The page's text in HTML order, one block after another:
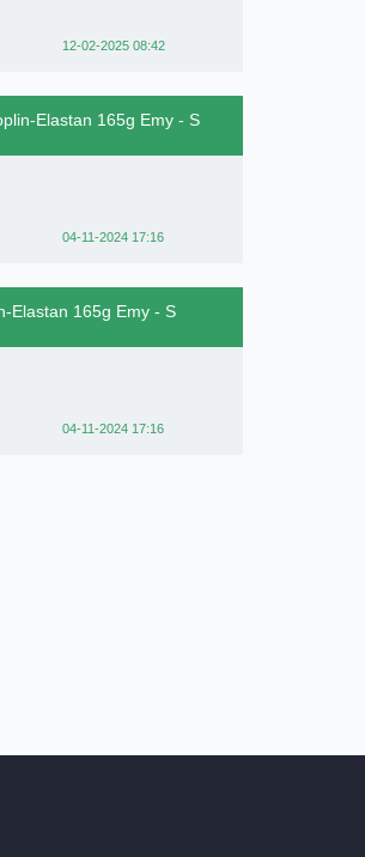
12-02-2025 08:42
Elastan 165g Emy - S
04-11-2024 17:16
Elastan 165g Emy - S
04-11-2024 17:16